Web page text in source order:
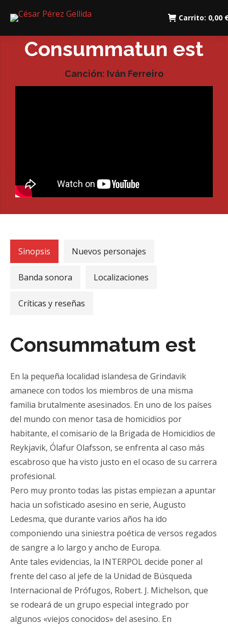
Carrito: 0,00
Consummatun est
Canción: Iván Ferreiro
Sinopsis Nuevos personajes
Banda sonora Localizaciones
Críticas y reseñas
Consummatum est
En la pequeña localidad islandesa de Grindavik
amanece con todos los miembros de una misma
familia brutalmente asesinados. En uno de los países
del mundo con menor tasa de homicidios por
habitante, el comisario de la Brigada de Homicidios de
Reykjavik, Ólafur Olafsson, se enfrenta al caso más
escabroso que ha visto justo en el ocaso de su carrera
profesional.
Pero muy pronto todas las pistas empiezan a apuntar
hacia un sofisticado asesino en serie, Augusto
Ledesma, que durante varios años ha ido
componiendo una siniestra poética de versos regados
de sangre a lo largo y ancho de Europa.
Ante tales evidencias, la INTERPOL decide poner al
frente del caso al jefe de la Unidad de Búsqueda
Internacional de Prófugos, Robert. J. Michelson, que
se rodeará de un grupo especial integrado por
algunos «viejos conocidos» del asesino. En